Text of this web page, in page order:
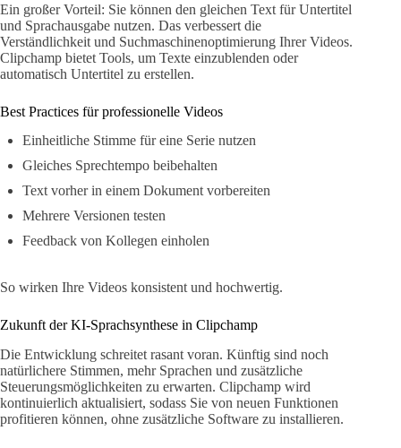
Ein großer Vorteil: Sie können den gleichen Text für Untertitel
und Sprachausgabe nutzen. Das verbessert die
Verständlichkeit und Suchmaschinenoptimierung Ihrer Videos.
Clipchamp bietet Tools, um Texte einzublenden oder
automatisch Untertitel zu erstellen.
Best Practices für professionelle Videos
Einheitliche Stimme für eine Serie nutzen
Gleiches Sprechtempo beibehalten
Text vorher in einem Dokument vorbereiten
Mehrere Versionen testen
Feedback von Kollegen einholen
So wirken Ihre Videos konsistent und hochwertig.
Zukunft der KI-Sprachsynthese in Clipchamp
Die Entwicklung schreitet rasant voran. Künftig sind noch
natürlichere Stimmen, mehr Sprachen und zusätzliche
Steuerungsmöglichkeiten zu erwarten. Clipchamp wird
kontinuierlich aktualisiert, sodass Sie von neuen Funktionen
profitieren können, ohne zusätzliche Software zu installieren.